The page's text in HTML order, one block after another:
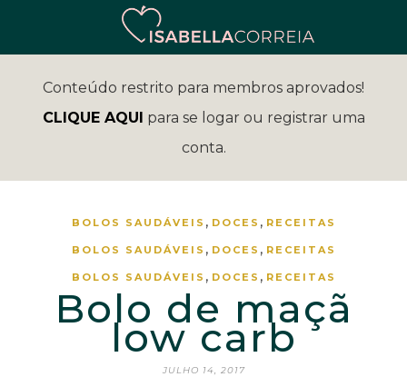
Conteúdo restrito para membros aprovados!
CLIQUE AQUI para se logar ou registrar uma
conta.
BOLOS SAUDÁVEIS , DOCES , RECEITAS
BOLOS SAUDÁVEIS , DOCES , RECEITAS
BOLOS SAUDÁVEIS , DOCES , RECEITAS
Bolo de maçã
low carb
JULHO 14, 2017